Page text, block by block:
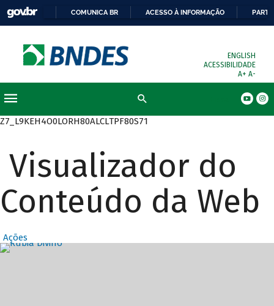
COMUNICA BR ACESSO À INFORMAÇÃO
ENGLISH
ACESSIBILIDADE
A+ A-
Z7_L9KEH4O0LORH80ALCLTPF80S71
Visualizador do
Conteúdo da Web
Ações
Destaques